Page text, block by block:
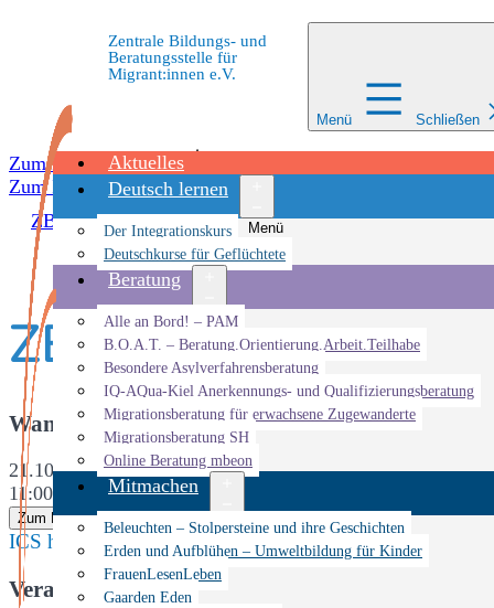
Zum Inhalt springen
Zum Inhalt springen
Zentrale Bildungs- und
Beratungsstelle für
Migrant:innen e.V.
Menü Schließen
Aktuelles
Deutsch lernen
Menü
Der Integrationskurs
Deutschkurse für Geflüchtete
Beratung
Menü
Alle an Bord! – PAM
B.O.A.T. – Beratung.Orientierung.Arbeit.Teilhabe
Besondere Asylverfahrensberatung
IQ-AQua-Kiel Anerkennungs- und Qualifizierungsberatung
Migrationsberatung für erwachsene Zugewanderte
Migrationsberatung SH
Online Beratung mbeon
Mitmachen
Menü
Beleuchten – Stolpersteine und ihre Geschichten
Erden und Aufblühen – Umweltbildung für Kinder
FrauenLesenLeben
Gaarden Eden
ZBBS»Veranstaltungen»Veranstaltung»ZEIK Talk
ZEIK Talk
Wann
21.10.2021
11:00 - 13:00
Zum Kalender hinzufügen
ICS herunterladen Google Kalender iCalendar Office 365
Veranstaltungstyp